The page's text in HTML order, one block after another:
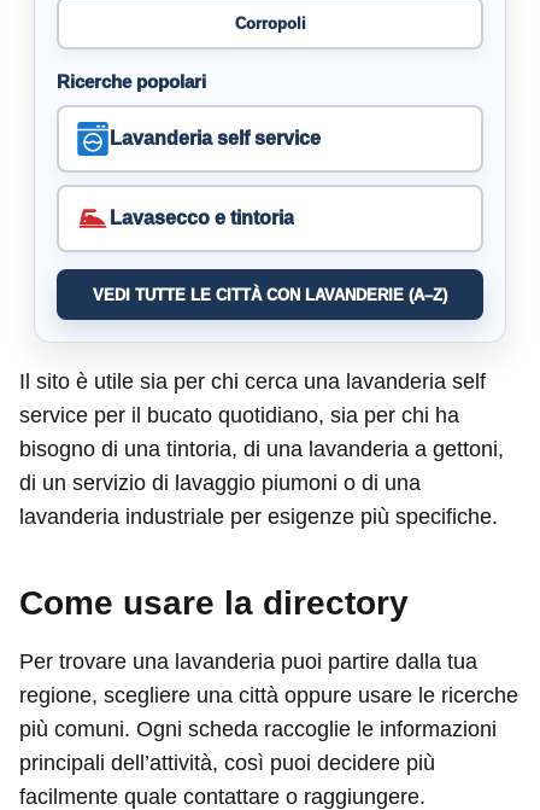
Corropoli
Ricerche popolari
Lavanderia self service
Lavasecco e tintoria
VEDI TUTTE LE CITTÀ CON LAVANDERIE (A–Z)
Il sito è utile sia per chi cerca una lavanderia self
service per il bucato quotidiano, sia per chi ha
bisogno di una tintoria, di una lavanderia a gettoni,
di un servizio di lavaggio piumoni o di una
lavanderia industriale per esigenze più specifiche.
Come usare la directory
Per trovare una lavanderia puoi partire dalla tua
regione, scegliere una città oppure usare le ricerche
più comuni. Ogni scheda raccoglie le informazioni
principali dell’attività, così puoi decidere più
facilmente quale contattare o raggiungere.